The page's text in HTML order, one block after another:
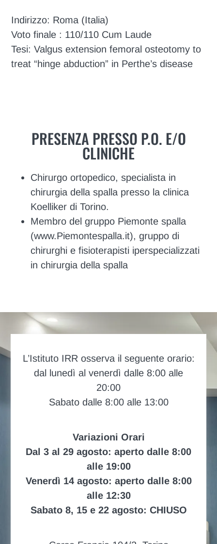
Indirizzo: Roma (Italia)
Voto finale : 110/110 Cum Laude
Tesi: Valgus extension femoral osteotomy to
treat “hinge abduction” in Perthe’s disease
PRESENZA PRESSO P.O. E/O
CLINICHE
Chirurgo ortopedico, specialista in
chirurgia della spalla presso la clinica
Koelliker di Torino.
Membro del gruppo Piemonte spalla
(www.Piemontespalla.it), gruppo di
chirurghi e fisioterapisti iperspecializzati
in chirurgia della spalla
L’Istituto IRR osserva il seguente orario:
dal lunedì al venerdì dalle 8:00 alle
20:00
Sabato dalle 8:00 alle 13:00
Variazioni Orari
Dal 3 al 29 agosto: aperto dalle 8:00
alle 19:00
Venerdì 14 agosto: aperto dalle 8:00
alle 12:30
Sabato 8, 15 e 22 agosto: CHIUSO